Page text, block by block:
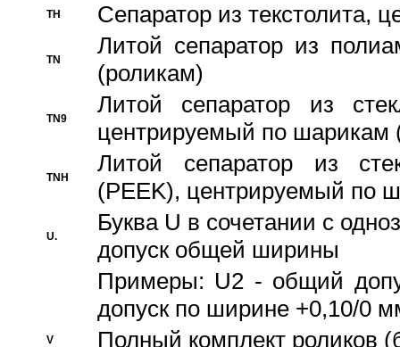
TH Сепаратор из текстолита,
TN
Литой сепаратор из
(роликам)
TN9
Литой сепаратор из
центрируемый по шарикам
TNH
Литой сепаратор из
(PEEK), центрируемый по
U.
Буква U в сочетании с
допуск общей ширины
Примеры: U2 - общий
допуск по ширине +0,10/0
V Полный комплект роликов